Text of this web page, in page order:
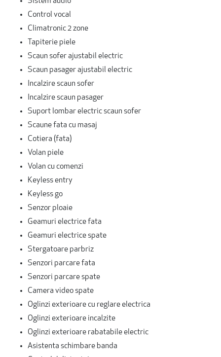
Control vocal
Climatronic 2 zone
Tapiterie piele
Scaun sofer ajustabil electric
Scaun pasager ajustabil electric
Incalzire scaun sofer
Incalzire scaun pasager
Suport lombar electric scaun sofer
Scaune fata cu masaj
Cotiera (fata)
Volan piele
Volan cu comenzi
Keyless entry
Keyless go
Senzor ploaie
Geamuri electrice fata
Geamuri electrice spate
Stergatoare parbriz
Senzori parcare fata
Senzori parcare spate
Camera video spate
Oglinzi exterioare cu reglare electrica
Oglinzi exterioare incalzite
Oglinzi exterioare rabatabile electric
Asistenta schimbare banda